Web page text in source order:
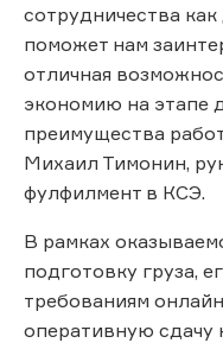
сотрудничества
поможет нам
отличная
экономию на этапе
преимущества
Михаил Тимонин,
фулфилмент в КСЭ.
В рамках
подготовку груза,
требованиям
оперативную сдачу